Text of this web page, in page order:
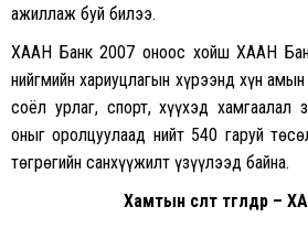
ажиллаж буй билээ.
ХААН Банк 2007 оноос хойш ХААН
нийгмийн хариуцлагын хүрээнд хүн
соёл урлаг, спорт, хүүхэд хамгаалал
оныг оролцуулаад нийт 540 гаруй
төгрөгийн санхүүжилт үзүүлээд байна.
Хамтын өсөлт төгөлдөр –